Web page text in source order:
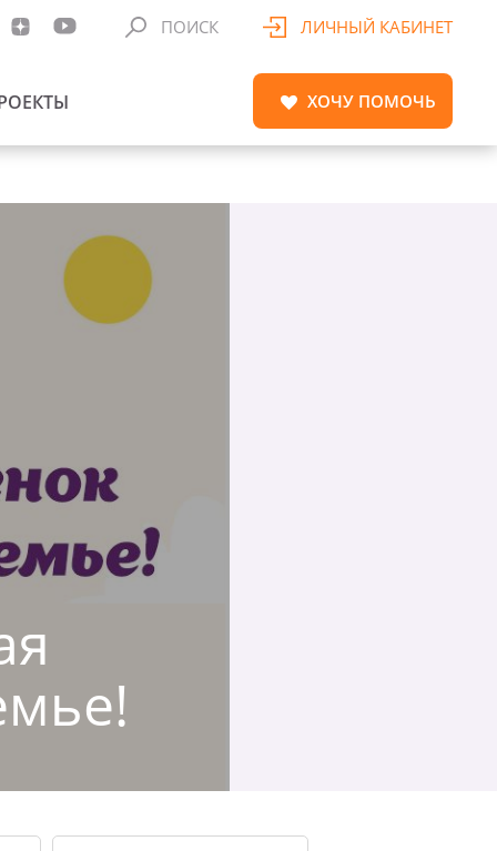
ПОИСК ЛИЧНЫЙ КАБИНЕТ
ХОЧУ ПОМОЧЬ